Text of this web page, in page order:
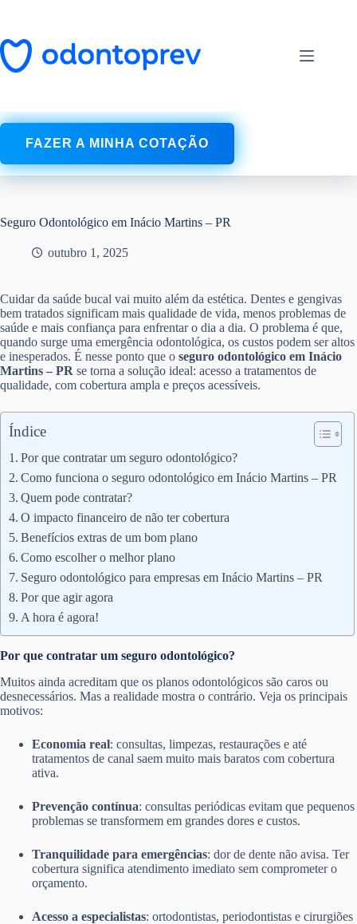
conteúdo
FAZER A MINHA COTAÇÃO
Seguro Odontológico em Inácio Martins – PR
outubro 1, 2025
Cuidar da saúde bucal vai muito além da estética. Dentes e gengivas
bem tratados significam mais qualidade de vida, menos problemas de
saúde e mais confiança para enfrentar o dia a dia. O problema é que,
quando surge uma emergência odontológica, os custos podem ser altos
e inesperados. É nesse ponto que o seguro odontológico em Inácio
Martins – PR se torna a solução ideal: acesso a tratamentos de
qualidade, com cobertura ampla e preços acessíveis.
Índice
Por que contratar um seguro odontológico?
Como funciona o seguro odontológico em Inácio Martins – PR
Quem pode contratar?
O impacto financeiro de não ter cobertura
Benefícios extras de um bom plano
Como escolher o melhor plano
Seguro odontológico para empresas em Inácio Martins – PR
Por que agir agora
A hora é agora!
Por que contratar um seguro odontológico?
Muitos ainda acreditam que os planos odontológicos são caros ou
desnecessários. Mas a realidade mostra o contrário. Veja os principais
motivos:
Economia real: consultas, limpezas, restaurações e até
tratamentos de canal saem muito mais baratos com cobertura
ativa.
Prevenção contínua: consultas periódicas evitam que pequenos
problemas se transformem em grandes dores e custos.
Tranquilidade para emergências: dor de dente não avisa. Ter
cobertura significa atendimento imediato sem comprometer o
orçamento.
Acesso a especialistas: ortodontistas, periodontistas e cirurgiões